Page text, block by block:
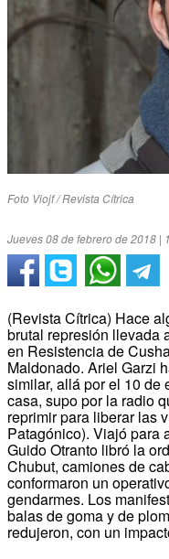
Foto Viojf / Revista Cítrica
Jueves 08 de febrero de 2018 |
(Revista Cítrica) Hace
brutal represión llevada
en Resistencia de
Maldonado. Ariel Garzi
similar, allá por el 10 de
casa, supo por la radio
reprimir para liberar las
Patagónico). Viajó para
Guido Otranto libró la
Chubut, camiones de
conformaron un
gendarmes. Los
balas de goma y de
redujeron, con un